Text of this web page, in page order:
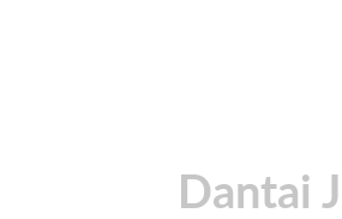
Dantai